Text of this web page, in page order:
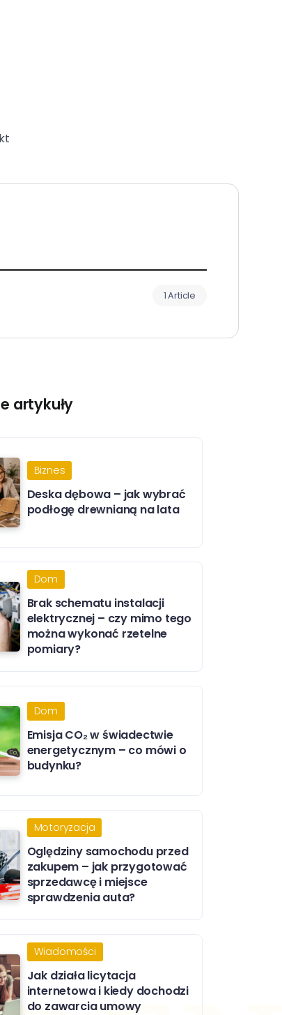
1 Article
artykuły
Biznes
Deska dębowa – jak wybrać
podłogę drewnianą na lata
Dom
Brak schematu instalacji
elektrycznej – czy mimo tego
można wykonać rzetelne
pomiary?
Dom
Emisja CO₂ w świadectwie
energetycznym – co mówi o
budynku?
Motoryzacja
Oględziny samochodu przed
zakupem – jak przygotować
sprzedawcę i miejsce
sprawdzenia auta?
Wiadomości
Jak działa licytacja
internetowa i kiedy dochodzi
do zawarcia umowy